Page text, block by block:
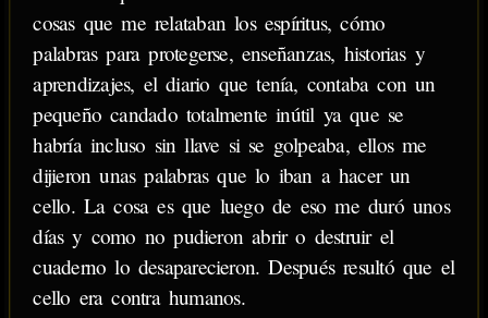
cosas que me relataban los espíritus, cómo
palabras para protegerse, enseñanzas, historias y
aprendizajes, el diario que tenía, contaba con un
pequeño candado totalmente inútil ya que se
habría incluso sin llave si se golpeaba, ellos me
dijieron unas palabras que lo iban a hacer un
cello. La cosa es que luego de eso me duró unos
días y como no pudieron abrir o destruir el
cuaderno lo desaparecieron. Después resultó que el
cello era contra humanos.